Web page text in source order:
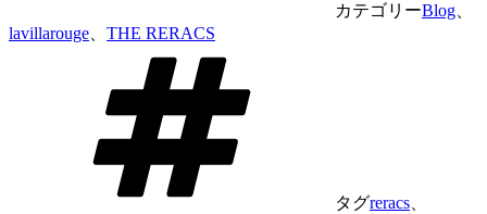
カテゴリーBlog
lavillarouge
THE RERACS
タグreracs